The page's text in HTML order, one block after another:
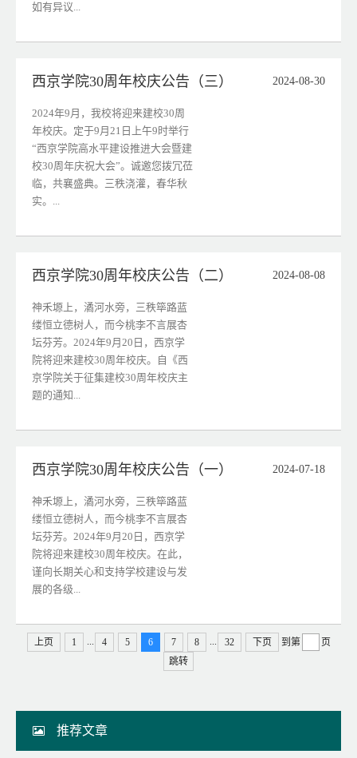
如有异议...
西京学院30周年校庆公告（三） 2024-08-30
2024年9月，我校将迎来建校30周
年校庆。定于9月21日上午9时举行
“西京学院高水平建设推进大会暨建
校30周年庆祝大会”。诚邀您拨冗莅
临，共襄盛典。三秩浇灌，春华秋
实。...
西京学院30周年校庆公告（二） 2024-08-08
神禾塬上，潏河水旁，三秩筚路蓝
缕恒立德树人，而今桃李不言展杏
坛芬芳。2024年9月20日，西京学
院将迎来建校30周年校庆。自《西
京学院关于征集建校30周年校庆主
题的通知...
西京学院30周年校庆公告（一） 2024-07-18
神禾塬上，潏河水旁，三秩筚路蓝
缕恒立德树人，而今桃李不言展杏
坛芬芳。2024年9月20日，西京学
院将迎来建校30周年校庆。在此，
谨向长期关心和支持学校建设与发
展的各级...
上页 1 4 5 6 7 8 32 下页 到第
页
跳转
推荐文章